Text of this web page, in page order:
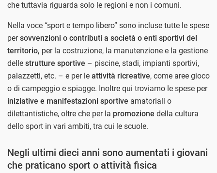
che tuttavia riguarda solo le regioni e non i comuni.
Nella voce “sport e tempo libero” sono incluse tutte le spese
persovvenzioni o contributi a società o enti sportivi del
territorio, per la costruzione, la manutenzione e la gestione
delle strutture sportive – piscine, stadi, impianti sportivi,
palazzetti, etc. – e per le attività ricreative, come aree gioco
o di campeggio e spiagge. Inoltre qui troviamo le spese per
iniziative e manifestazioni sportive amatoriali o
dilettantistiche, oltre che per la promozione della cultura
dello sport in vari ambiti, tra cui le scuole.
Negli ultimi dieci anni sono aumentati i giovani
che praticano sport o attività fisica